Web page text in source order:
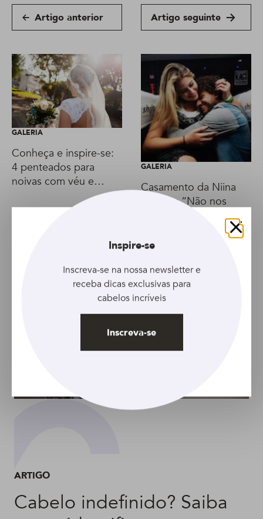
Artigo anterior Artigo seguinte
GALERIA
Conheça e inspire-se:
4 penteados para
noivas com véu e
GALERIA
Casamento da Niina
Secrets: “Não nos
desgrudamos mais
desde o primeiro dia
que a gente saiu”
ARTIGO
Cabelo indefinido? Saiba
Fechar
Inspire-se
Inscreva-se na nossa newsletter e
receba dicas exclusivas para
cabelos incríveis
Inscreva-se